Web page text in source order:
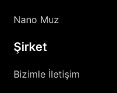
Nano Muz
Şirket
Bizimle İletişim